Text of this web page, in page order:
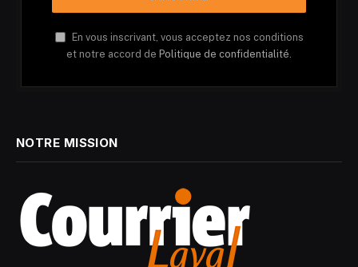
En vous inscrivant, vous acceptez nos conditions
et notre accord de Politique de confidentialité.
NOTRE MISSION